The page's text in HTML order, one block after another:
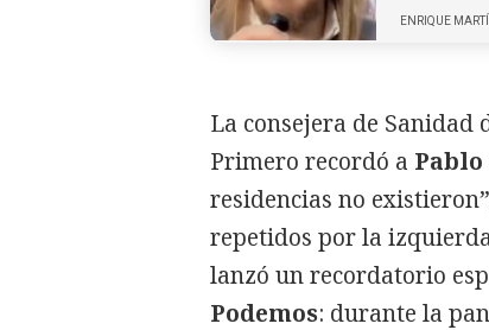
ENRIQUE
La consejera de
Primero recordó a Pablo
residencias no
repetidos por la
lanzó un recordatorio
Podemos: durante la